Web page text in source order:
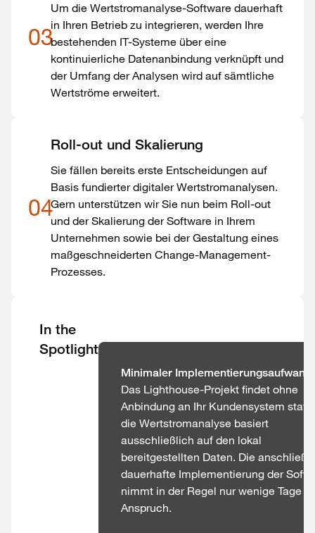
03
Um die Wertstromanalyse-Software dauerhaft
in Ihren Betrieb zu integrieren, werden Ihre
bestehenden IT-Systeme über eine
kontinuierliche Datenanbindung verknüpft und
der Umfang der Analysen wird auf sämtliche
Wertströme erweitert.
04
Roll-out und Skalierung
Sie fällen bereits erste Entscheidungen auf
Basis fundierter digitaler Wertstromanalysen.
Gern unterstützen wir Sie nun beim Roll-out
und der Skalierung der Software in Ihrem
Unternehmen sowie bei der Gestaltung eines
maßgeschneiderten Change-Management-
Prozesses.
In the
Spotlight
Minimaler Implementierungsaufwand
Das Lighthouse-Projekt findet ohne
Anbindung an Ihr Kundensystem statt
die Wertstromanalyse basiert
ausschließlich auf den lokal
bereitgestellten Daten. Die
dauerhafte Implementierung der
nimmt in der Regel nur wenige Tage in
Anspruch.